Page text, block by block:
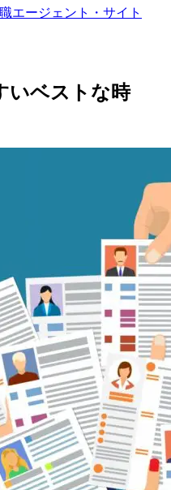
エージェント・サイト
いベストな時